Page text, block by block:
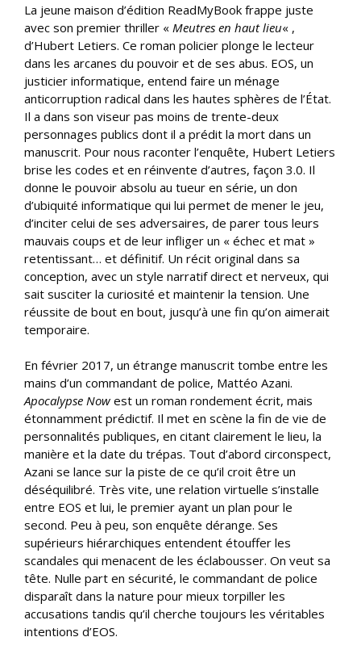
La jeune maison d’édition ReadMyBook frappe juste
avec son premier thriller « Meutres en haut lieu« ,
d’Hubert Letiers. Ce roman policier plonge le lecteur
dans les arcanes du pouvoir et de ses abus. EOS, un
justicier informatique, entend faire un ménage
anticorruption radical dans les hautes sphères de l’État.
Il a dans son viseur pas moins de trente-deux
personnages publics dont il a prédit la mort dans un
manuscrit. Pour nous raconter l’enquête, Hubert Letiers
brise les codes et en réinvente d’autres, façon 3.0. Il
donne le pouvoir absolu au tueur en série, un don
d’ubiquité informatique qui lui permet de mener le jeu,
d’inciter celui de ses adversaires, de parer tous leurs
mauvais coups et de leur infliger un « échec et mat »
retentissant… et définitif. Un récit original dans sa
conception, avec un style narratif direct et nerveux, qui
sait susciter la curiosité et maintenir la tension. Une
réussite de bout en bout, jusqu’à une fin qu’on aimerait
temporaire.
En février 2017, un étrange manuscrit tombe entre les
mains d’un commandant de police, Mattéo Azani.
Apocalypse Now est un roman rondement écrit, mais
étonnamment prédictif. Il met en scène la fin de vie de
personnalités publiques, en citant clairement le lieu, la
manière et la date du trépas. Tout d’abord circonspect,
Azani se lance sur la piste de ce qu’il croit être un
déséquilibré. Très vite, une relation virtuelle s’installe
entre EOS et lui, le premier ayant un plan pour le
second. Peu à peu, son enquête dérange. Ses
supérieurs hiérarchiques entendent étouffer les
scandales qui menacent de les éclabousser. On veut sa
tête. Nulle part en sécurité, le commandant de police
disparaît dans la nature pour mieux torpiller les
accusations tandis qu’il cherche toujours les véritables
intentions d’EOS.